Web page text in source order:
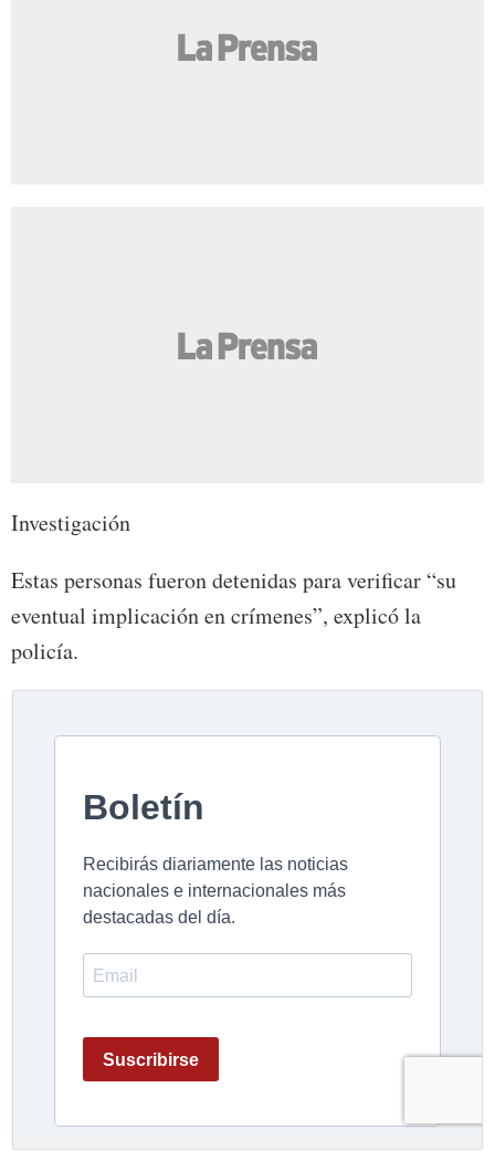
Investigación
Estas personas fueron detenidas para verificar “su
eventual implicación en crímenes”, explicó la
policía.